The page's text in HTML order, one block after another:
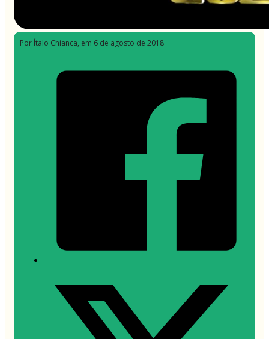
Por Ítalo Chianca, em 6 de agosto de 2018